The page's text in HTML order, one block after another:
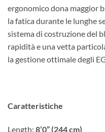
ergonomico dona maggior
la fatica durante le lunghe
sistema di costruzione del
rapidità e una vetta
la gestione ottimale degli
Caratteristiche
Length: 8’0” (244 cm)